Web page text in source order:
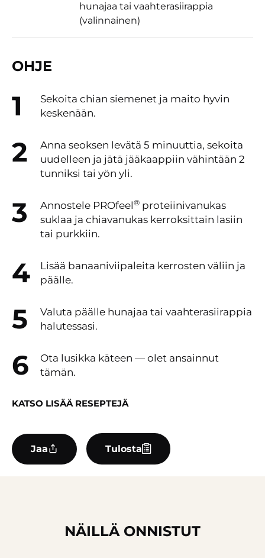
hunajaa tai vaahterasiirappia
(valinnainen)
OHJE
Sekoita chian siemenet ja maito hyvin
keskenään.
Anna seoksen levätä 5 minuuttia, sekoita
uudelleen ja jätä jääkaappiin vähintään 2
tunniksi tai yön yli.
Annostele PROfeel® proteiinivanukas
suklaa ja chiavanukas kerroksittain lasiin
tai purkkiin.
Lisää banaaniviipaleita kerrosten väliin ja
päälle.
Valuta päälle hunajaa tai vaahterasiirappia
halutessasi.
Ota lusikka käteen — olet ansainnut
tämän.
KATSO LISÄÄ RESEPTEJÄ
Jaa Tulosta
NÄILLÄ ONNISTUT